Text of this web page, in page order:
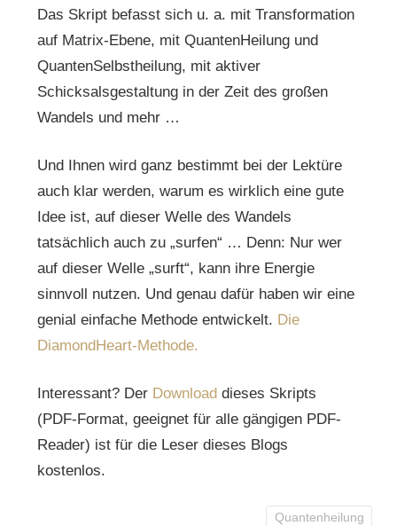
Das Skript befasst sich u. a. mit Transformation
auf Matrix-Ebene, mit QuantenHeilung und
QuantenSelbstheilung, mit aktiver
Schicksalsgestaltung in der Zeit des großen
Wandels und mehr …
Und Ihnen wird ganz bestimmt bei der Lektüre
auch klar werden, warum es wirklich eine gute
Idee ist, auf dieser Welle des Wandels
tatsächlich auch zu „surfen“ … Denn: Nur wer
auf dieser Welle „surft“, kann ihre Energie
sinnvoll nutzen. Und genau dafür haben wir eine
genial einfache Methode entwickelt. Die
DiamondHeart-Methode.
Interessant? Der Download dieses Skripts
(PDF-Format, geeignet für alle gängigen PDF-
Reader) ist für die Leser dieses Blogs
kostenlos.
Quantenheilung